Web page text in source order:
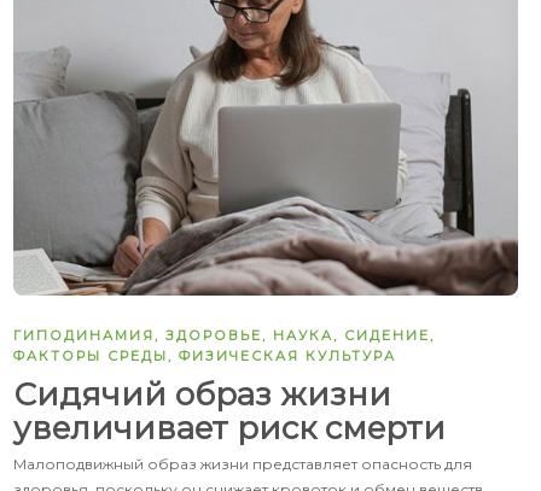
ГИПОДИНАМИЯ, ЗДОРОВЬЕ, НАУКА, СИДЕНИЕ,
ФАКТОРЫ СРЕДЫ, ФИЗИЧЕСКАЯ КУЛЬТУРА
Сидячий образ жизни
увеличивает риск смерти
Малоподвижный образ жизни представляет опасность для